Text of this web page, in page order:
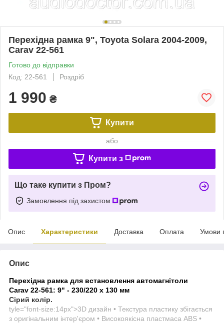
Перехідна рамка 9", Toyota Solara 2004-2009,
Carav 22-561
Готово до відправки
Код: 22-561
Роздріб
1 990 ₴
Купити
або
Купити з
Що таке купити з Пром?
Замовлення під захистом
Опис Характеристики Доставка Оплата Умови
Опис
Перехідна рамка для встановлення автомагнітоли
Carav 22-561: 9" - 230/220 x 130 мм
Сірий колір.
tyle="font-size:14px">3D дизайн • Текстура пластику збігається
з оригінальним інтер'єром • Високоякісна пластмаса ABS •